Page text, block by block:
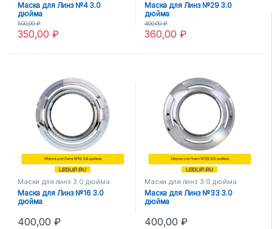
Маска для Линз №4 3.0
дюйма
350,00₽
500,00₽
Маска для Линз №29 3.0
дюйма
360,00₽
400,00₽
Маски для линз 3.0 дюйма
Маска для Линз №16 3.0
дюйма
400,00₽
Маски для линз 3.0 дюйма
Маска для Линз №33 3.0
дюйма
400,00₽